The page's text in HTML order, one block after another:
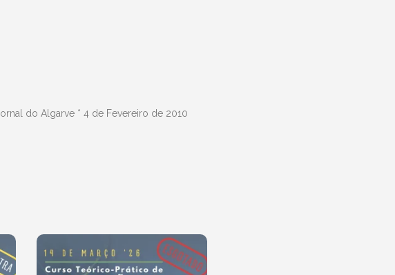
do Algarve * 4 de Fevereiro de 2010